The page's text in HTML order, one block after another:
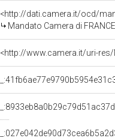
<http://dati.camera.it/ocd/
Mandato Camera di
<http://www.camera.it/uri-